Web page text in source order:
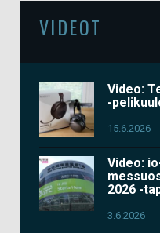
VIDEOT
Video:
-
15.6.2026
Video:
2026 -
3.6.2026